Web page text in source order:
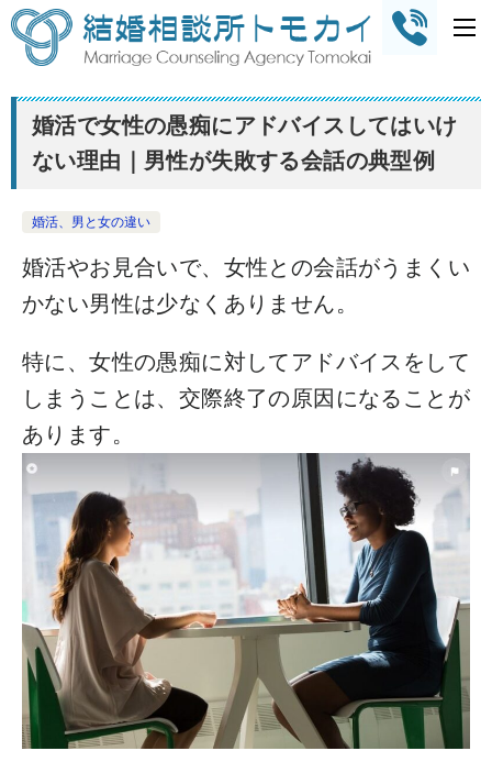
婚活で女性の愚痴にアドバイスしてはいけ
ない理由｜男性が失敗する会話の典型例
婚活、男と女の違い
婚活やお見合いで、女性との会話がうまくい
かない男性は少なくありません。
特に、女性の愚痴に対してアドバイスをして
しまうことは、交際終了の原因になることが
あります。